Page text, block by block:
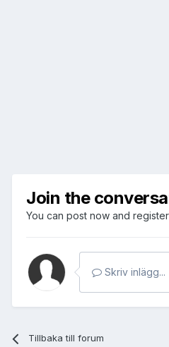
Join the
You can post now and
Skriv inlägg...
Tillbaka till forum